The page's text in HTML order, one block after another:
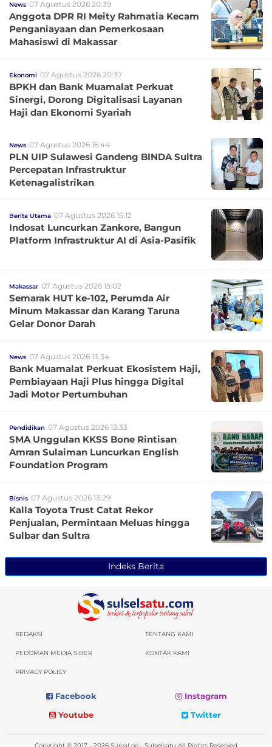
News 07 Agustus 2026 20:39
Anggota DPR RI Meity Rahmatia Kecam
Penganiayaan dan Pemerkosaan
Mahasiswi di Makassar
Ekonomi 07 Agustus 2026 20:37
BPKH dan Bank Muamalat Perkuat
Sinergi, Dorong Digitalisasi Layanan
Haji dan Ekonomi Syariah
News 07 Agustus 2026 16:44
PLN UIP Sulawesi Gandeng BINDA Sultra
Percepatan Infrastruktur
Ketenagalistrikan
Berita Utama 07 Agustus 2026 15:12
Indosat Luncurkan Zankore, Bangun
Platform Infrastruktur AI di Asia-Pasifik
Makassar 07 Agustus 2026 15:02
Semarak HUT ke-102, Perumda Air
Minum Makassar dan Karang Taruna
Gelar Donor Darah
News 07 Agustus 2026 13:34
Bank Muamalat Perkuat Ekosistem Haji,
Pembiayaan Haji Plus hingga Digital
Jadi Motor Pertumbuhan
Pendidikan 07 Agustus 2026 13:33
SMA Unggulan KKSS Bone Rintisan
Amran Sulaiman Luncurkan English
Foundation Program
Bisnis 07 Agustus 2026 13:29
Kalla Toyota Trust Catat Rekor
Penjualan, Permintaan Meluas hingga
Sulbar dan Sultra
Indeks Berita
REDAKSI TENTANG KAMI
PEDOMAN MEDIA SIBER KONTAK KAMI
PRIVACY POLICY
Facebook
Instagram
Youtube
Twitter